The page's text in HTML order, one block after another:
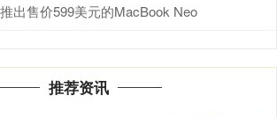
出售价599美元的MacBook Neo
推荐资讯